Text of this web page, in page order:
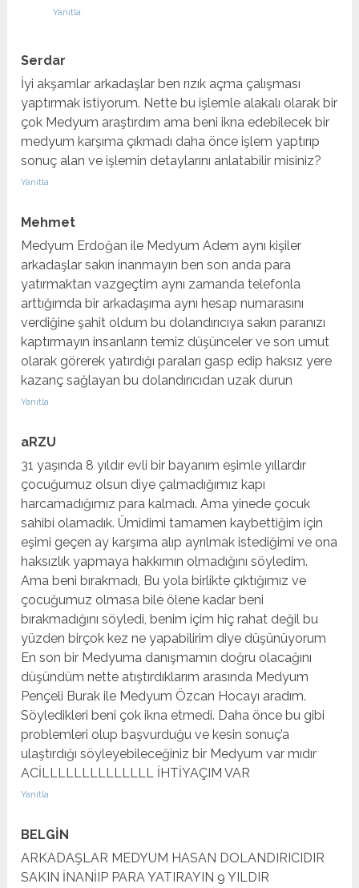
Yanıtla
Serdar
İyi akşamlar arkadaşlar ben rızık açma çalışması
yaptırmak istiyorum. Nette bu işlemle alakalı olarak bir
çok Medyum araştırdım ama beni ikna edebilecek bir
medyum karşıma çıkmadı daha önce işlem yaptırıp
sonuç alan ve işlemin detaylarını anlatabilir misiniz?
Yanıtla
Mehmet
Medyum Erdoğan ile Medyum Adem aynı kişiler
arkadaşlar sakın inanmayın ben son anda para
yatırmaktan vazgeçtim aynı zamanda telefonla
arttığımda bir arkadaşıma aynı hesap numarasını
verdiğine şahit oldum bu dolandırıcıya sakın paranızı
kaptırmayın insanların temiz düşünceler ve son umut
olarak görerek yatırdığı paraları gasp edip haksız yere
kazanç sağlayan bu dolandırıcıdan uzak durun
Yanıtla
aRZU
31 yaşında 8 yıldır evli bir bayanım eşimle yıllardır
çocuğumuz olsun diye çalmadığımız kapı
harcamadığımız para kalmadı. Ama yinede çocuk
sahibi olamadık. Ümidimi tamamen kaybettiğim için
eşimi geçen ay karşıma alıp ayrılmak istediğimi ve ona
haksızlık yapmaya hakkımın olmadığını söyledim.
Ama beni bırakmadı, Bu yola birlikte çıktığımız ve
çocuğumuz olmasa bile ölene kadar beni
bırakmadığını söyledi, benim içim hiç rahat değil bu
yüzden birçok kez ne yapabilirim diye düşünüyorum
En son bir Medyuma danışmamın doğru olacağını
düşündüm nette atıştırdıklarım arasında Medyum
Pençeli Burak ile Medyum Özcan Hocayı aradım.
Söyledikleri beni çok ikna etmedi. Daha önce bu gibi
problemleri olup başvurduğu ve kesin sonuç’a
ulaştırdığı söyleyebileceğiniz bir Medyum var mıdır
ACİLLLLLLLLLLLLLL İHTİYAÇIM VAR
Yanıtla
BELGİN
ARKADAŞLAR MEDYUM HASAN DOLANDIRICIDIR
SAKIN İNANİIP PARA YATIRAYIN 9 YILDIR